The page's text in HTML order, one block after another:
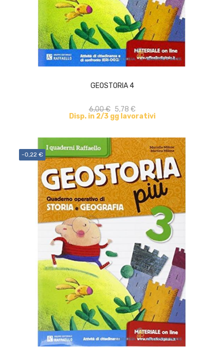
GEOSTORIA 4
6,00 € 5,78 €
Disp. in 2/3 gg lavorativi
ACQUISTA
-0,22 €
ACQUISTA